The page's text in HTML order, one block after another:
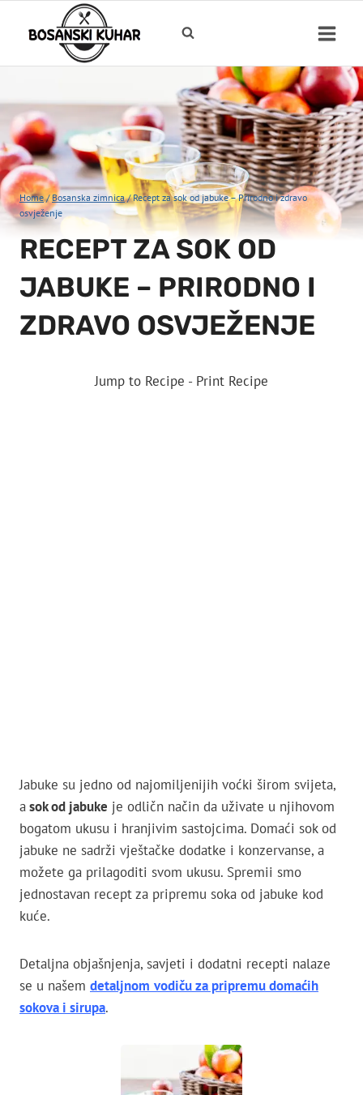
Home / Bosanska zimnica / Recept za sok od jabuke – Prirodno i zdravo
osvježenje
RECEPT ZA SOK OD
JABUKE – PRIRODNO I
ZDRAVO OSVJEŽENJE
Jump to Recipe - Print Recipe
Jabuke su jedno od najomiljenijih voćki širom svijeta,
asok od jabuke je odličn način da uživate u njihovom
bogatom ukusu i hranjivim sastojcima. Domaći sok od
jabuke ne sadrži vještačke dodatke i konzervanse, a
možete ga prilagoditi svom ukusu. Spremii smo
jednostavan recept za pripremu soka od jabuke kod
kuće.
Detaljna objašnjenja, savjeti i dodatni recepti nalaze
se u našem detaljnom vodiču za pripremu domaćih
sokova i sirupa.